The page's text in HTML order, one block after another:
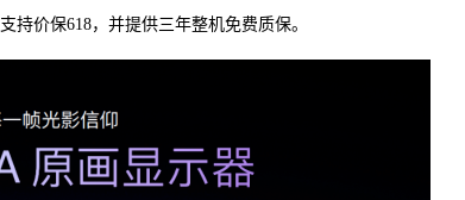
持价保618，并提供三年整机免费质保。